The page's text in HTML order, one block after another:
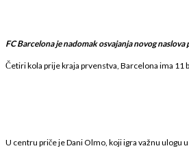
FC Barcelona je nadomak osvajanja novog
Četiri kola prije kraja prvenstva, Barcelona ima 11
U centru priče je Dani Olmo, koji igra važnu ulogu